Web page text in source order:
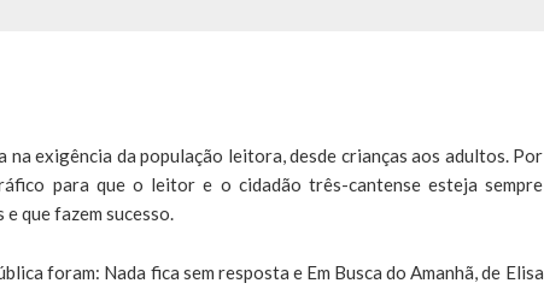
exigência da população leitora, desde crianças aos adultos. Por
para que o leitor e o cidadão três-cantense esteja sempre
que fazem sucesso.
foram: Nada fica sem resposta e Em Busca do Amanhã, de Elisa